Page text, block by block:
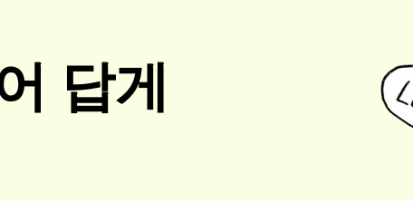
답게